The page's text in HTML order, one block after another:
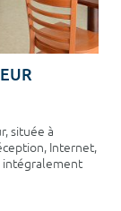
située à
Internet,
intégralement